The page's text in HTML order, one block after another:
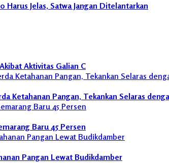
Jelas, Satwa Jangan Ditelantarkan
Aktivitas Galian C
Ketahanan Pangan, Tekankan Selaras
Baru 45 Persen
Pangan Lewat Budikdamber